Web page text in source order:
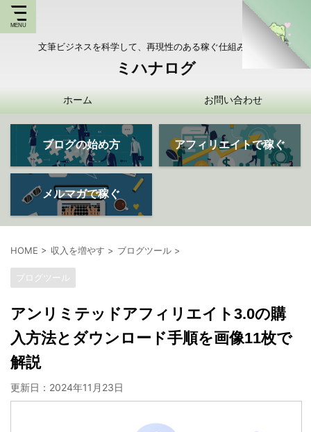
文筆ビジネスを科学して、再現性のある稼ぐ仕組みを持つ
ミハナログ
ホーム お問い合わせ
ブログの始め方 アフィリエイトで稼ぐ
メルマガで稼ぐ
HOME > 収入を増やす > ブログツール >
ブログツール
アンリミテッドアフィリエイト3.0の購
入方法とダウンロード手順を画像11枚で
解説
更新日： 2024年11月23日